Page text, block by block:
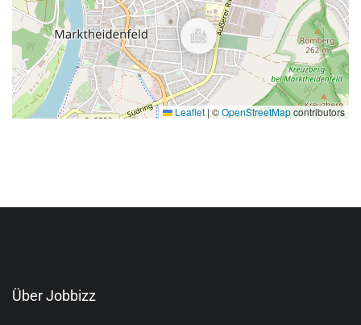
Leaflet |©OpenStreetMapcontributors
Über Jobbizz